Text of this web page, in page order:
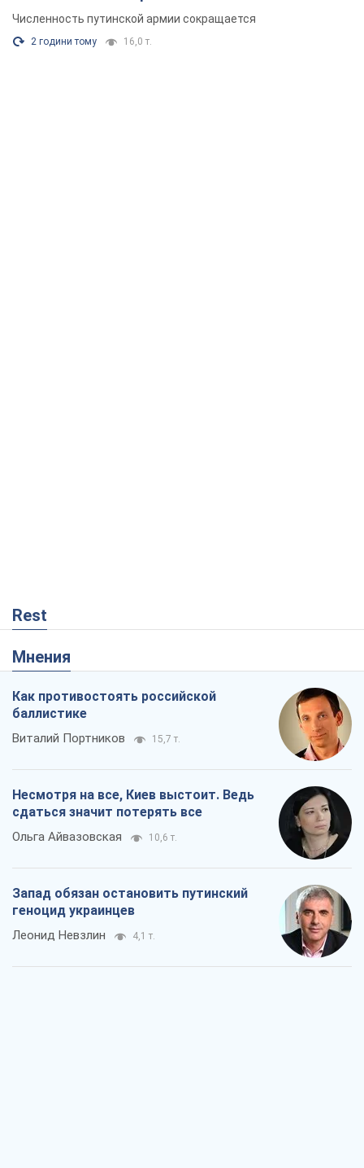
Численность путинской армии сокращается
2 години тому 16,0 т.
Rest
Мнения
Как противостоять российской
баллистике
Виталий Портников 15,7 т.
Несмотря на все, Киев выстоит. Ведь
сдаться значит потерять все
Ольга Айвазовская 10,6 т.
Запад обязан остановить путинский
геноцид украинцев
Леонид Невзлин 4,1 т.